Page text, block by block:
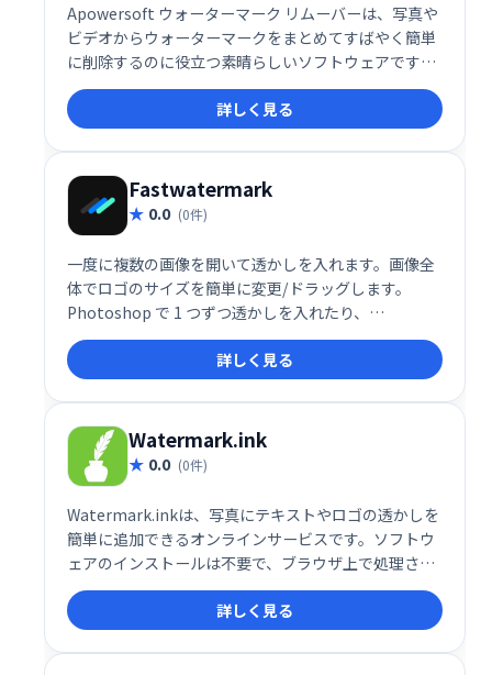
Apowersoft ウォーターマーク リムーバーは、写真や
ビデオからウォーターマークをまとめてすばやく簡単
に削除するのに役立つ素晴らしいソフトウェアです。
写真から不要なオブジェクトを削除するための 3 つの
透かし選択ツールがあります。ビデオのロゴを削除す
る場合は、ビデオの特定の部分からロゴを削除し、他
の部分はそのままにしておくことができます。
詳しく見る
Fastwatermark
0.0 (0件)
一度に複数の画像を開いて透かしを入れます。画像全
体でロゴのサイズを簡単に変更/ドラッグします。
Photoshop で 1 つずつ透かしを入れたり、
Lightroom でロゴの配置を固定したりする必要はも
うありません。画質を落とさずに！
詳しく見る
Watermark.ink
0.0 (0件)
Watermark.inkは、写真にテキストやロゴの透かしを
簡単に追加できるオンラインサービスです。ソフトウ
ェアのインストールは不要で、ブラウザ上で処理され
るため、写真データはサーバーに送信されません。手
軽に著作権保護を行いましょう。
詳しく見る